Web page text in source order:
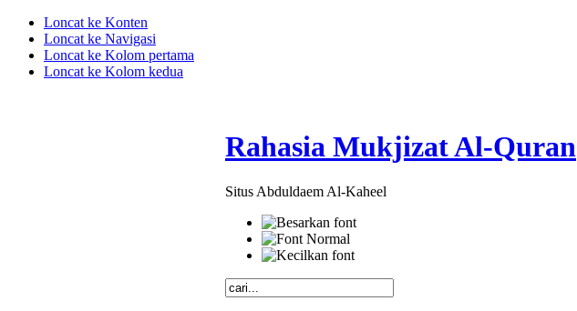
Loncat ke Konten
Loncat ke Navigasi
Loncat ke Kolom pertama
Loncat ke Kolom kedua
Rahasia Mukjizat Al-Quran
Situs Abduldaem Al-Kaheel